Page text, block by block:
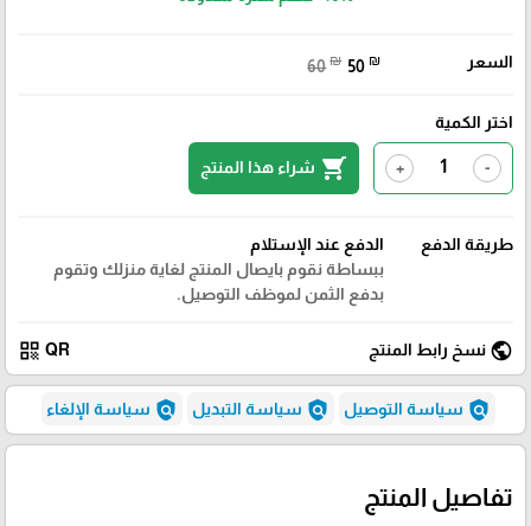
السعر 60 ₪ 50 ₪
اختر الكمية
-
+
shopping_cart شراء هذا المنتج
طريقة الدفع
الدفع عند الإستلام
ببساطة نقوم بايصال المنتج لغاية منزلك وتقوم
بدفع الثمن لموظف التوصيل.
public نسخ رابط المنتج QR
qr_code
policy سياسة التوصيل policy سياسة التبديل policy سياسة الإلغاء
تفاصيل المنتج